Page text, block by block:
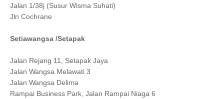
Jalan 1/38j (Susur Wisma Suhati)
Jln Cochrane
Setiawangsa /Setapak
Jalan Rejang 11, Setapak Jaya
Jalan Wangsa Melawati 3
Jalan Wangsa Delima
Rampai Business Park, Jalan Rampai Niaga 6